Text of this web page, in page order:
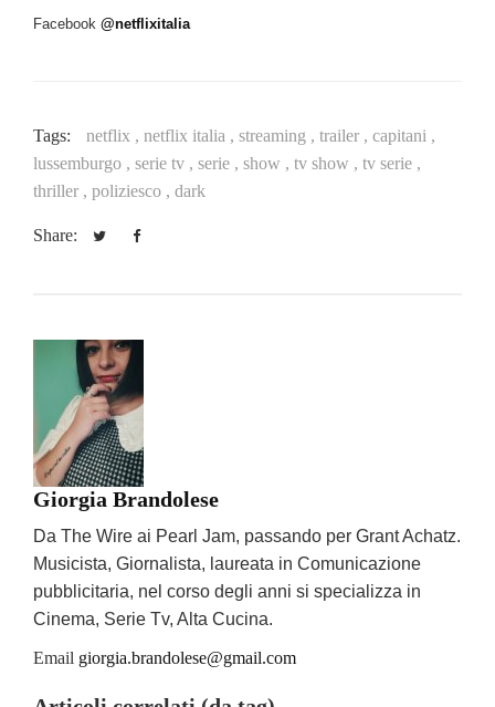
Facebook @netflixitalia
Tags: netflix , netflix italia , streaming , trailer , capitani ,
lussemburgo , serie tv , serie , show , tv show , tv serie ,
thriller , poliziesco , dark
Share:
Giorgia Brandolese
Da The Wire ai Pearl Jam, passando per Grant Achatz.
Musicista, Giornalista, laureata in Comunicazione
pubblicitaria, nel corso degli anni si specializza in
Cinema, Serie Tv, Alta Cucina.
Email giorgia.brandolese@gmail.com